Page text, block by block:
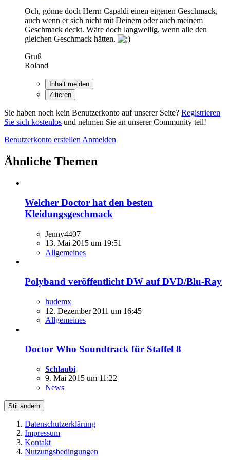
Och, gönne doch Herrn Capaldi einen eigenen Geschmack,
auch wenn er sich nicht mit Deinem oder auch meinem
Geschmack deckt. Wäre doch langweilig, wenn alle den
gleichen Geschmack hätten.
Gruß
Roland
Inhalt melden
Zitieren
Sie haben noch kein Benutzerkonto auf unserer Seite? Registrieren
Sie sich kostenlos und nehmen Sie an unserer Community teil!
Benutzerkonto erstellen Anmelden
Ähnliche Themen
Welcher Doctor hat den besten
Kleidungsgeschmack
Jenny4407
13. Mai 2015 um 19:51
Allgemeines
Polyband veröffentlicht DW auf DVD/Blu-Ray
hudemx
12. Dezember 2011 um 16:45
Allgemeines
Doctor Who Soundtrack für Staffel 8
Schlaubi
9. Mai 2015 um 11:22
News
Stil ändern
Datenschutzerklärung
Impressum
Kontakt
Nutzungsbedingungen